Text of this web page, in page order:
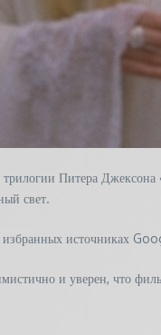
Питера Джексона
свет.
источниках
и уверен, что